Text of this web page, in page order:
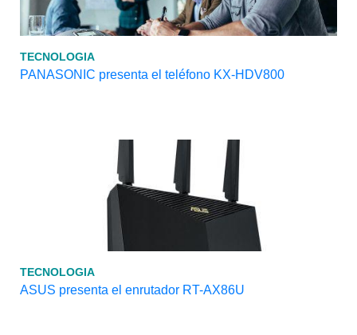
TECNOLOGIA
PANASONIC presenta el teléfono KX-HDV800
TECNOLOGIA
ASUS presenta el enrutador RT-AX86U